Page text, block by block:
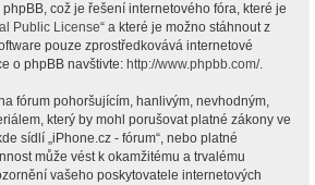
což je řešení internetového fóra, které je
Public License“ a které je možno stáhnout z
pouze zprostředkovává internetové
o phpBB navštivte: http://www.phpbb.com/.
fórum pohoršujícím, hanlivým, nevhodným,
který by mohl porušovat platné zákony ve
sídlí „iPhone.cz - fórum“, nebo platné
může vést k okamžitému a trvalému
vašeho poskytovatele internetových